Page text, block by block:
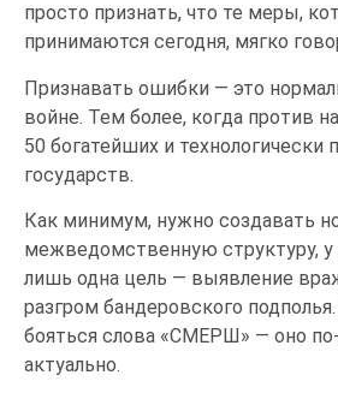
просто признать, что те меры,
принимаются сегодня, мягко
Признавать ошибки — это
войне. Тем более, когда против
50 богатейших и технологически
государств.
Как минимум, нужно создавать
межведомственную структуру, у
лишь одна цель — выявление
разгром бандеровского
бояться слова «СМЕРШ» — оно
актуально.